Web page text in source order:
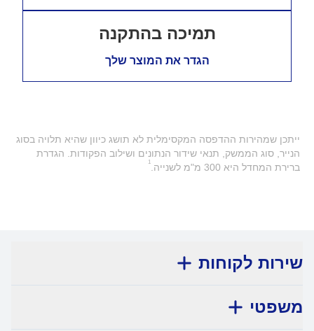
תמיכה בהתקנה
הגדר את המוצר שלך
ייתכן שמהירות ההדפסה המקסימלית לא תושג כיוון שהיא תלויה בסוג
הנייר, סוג הממשק, תנאי שידור הנתונים ושילוב הפקודות. הגדרת
ברירת המחדל היא 300 מ"מ לשנייה.
1
שירות לקוחות
משפטי